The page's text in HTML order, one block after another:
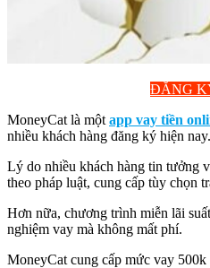
ĐĂNG
MoneyCat là một app vay tiền
nhiều khách hàng đăng ký hiện nay.
Lý do nhiều khách hàng tin tưởng
theo pháp luật, cung cấp tùy chọn
Hơn nữa, chương trình miễn lãi
nghiệm vay mà không mất phí.
MoneyCat cung cấp mức vay